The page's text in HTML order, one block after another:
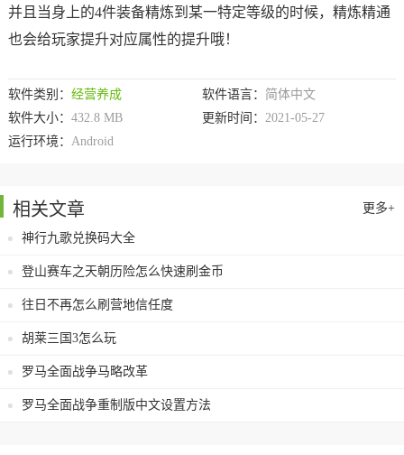
并且当身上的4件装备精炼到某一特定等级的时候，精炼精通
也会给玩家提升对应属性的提升哦！
软件类别： 经营养成 软件语言： 简体中文
软件大小： 432.8 MB 更新时间： 2021-05-27
运行环境： Android
相关文章 更多+
神行九歌兑换码大全
登山赛车之天朝历险怎么快速刷金币
往日不再怎么刷营地信任度
胡莱三国3怎么玩
罗马全面战争马略改革
罗马全面战争重制版中文设置方法